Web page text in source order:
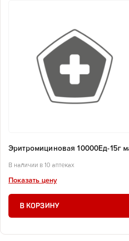
Эритромициновая 10000Ед-15г
В наличии в 10 аптеках
Показать цену
В КОРЗИНУ